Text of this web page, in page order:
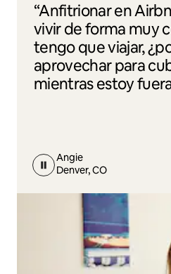
“Anfitrionar en
vivir de forma muy
tengo que viajar,
aprovechar para
mientras estoy
Angie
Denver, CO